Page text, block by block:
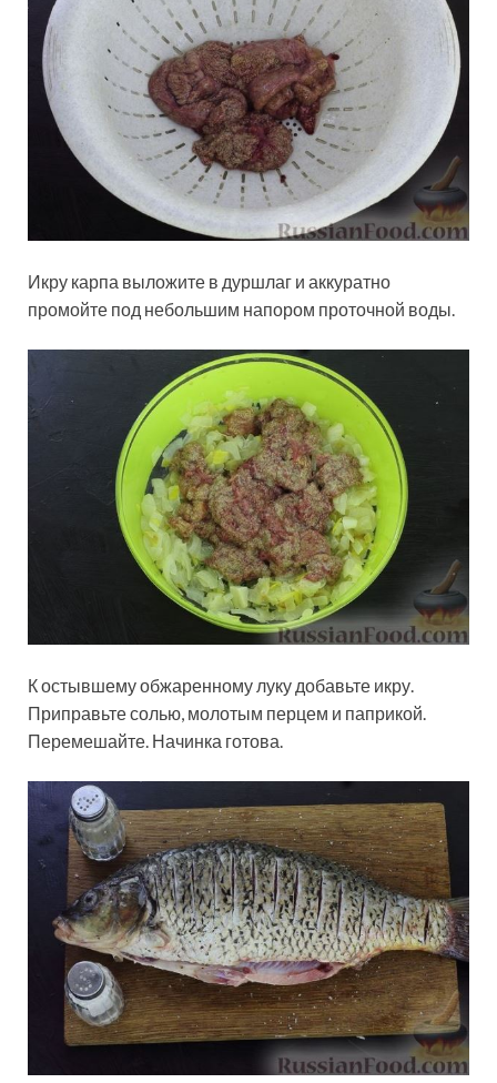
Икру карпа выложите в дуршлаг и аккуратно
промойте под небольшим напором проточной воды.
К остывшему обжаренному луку добавьте икру.
Приправьте солью, молотым перцем и паприкой.
Перемешайте. Начинка готова.